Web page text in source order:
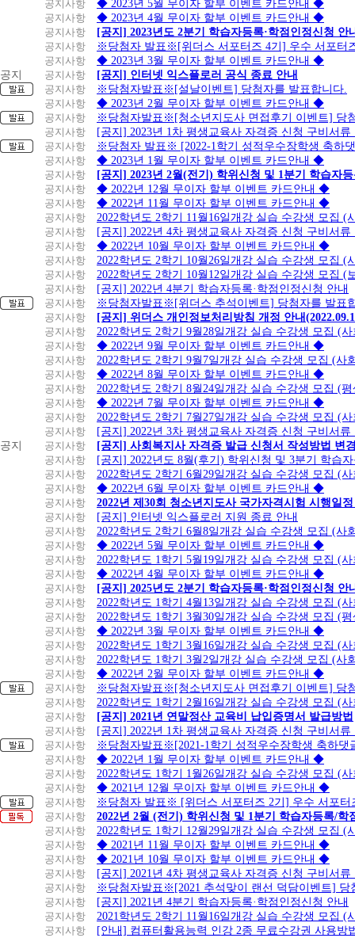
공지사항
◆ 2023년 5월 무이자 할부 이벤트 카드안내 ◆
공지사항
◆ 2023년 4월 무이자 할부 이벤트 카드안내 ◆
공지사항
[공지] 2023년도 2분기 학습자등록·학점인정신청 안
공지사항
※당첨자 발표※[위더스 서포터즈 4기] 우수 서포터
공지사항
◆ 2023년 3월 무이자 할부 이벤트 카드안내 ◆
공지
공지사항
[공지] 인터넷 익스플로러 공식 종료 안내
공지사항
※당첨자발표※[설날이벤트] 당첨자를 발표합니다.
공지사항
◆ 2023년 2월 무이자 할부 이벤트 카드안내 ◆
공지사항
※당첨자발표※[청소년지도사 면접후기 이벤트] 당
공지사항
[공지] 2023년 1차 평생교육사 자격증 신청 구비서류
공지사항
※당첨자 발표※ [2022-1학기 성적우수장학생 축하
공지사항
◆ 2023년 1월 무이자 할부 이벤트 카드안내 ◆
공지사항
[공지] 2023년 2월(전기) 학위신청 및 1분기 학습자
공지사항
◆ 2022년 12월 무이자 할부 이벤트 카드안내 ◆
공지사항
◆ 2022년 11월 무이자 할부 이벤트 카드안내 ◆
공지사항
2022학년도 2학기 11월16일개강 실습 수강생 모집
공지사항
[공지] 2022년 4차 평생교육사 자격증 신청 구비서류
공지사항
◆ 2022년 10월 무이자 할부 이벤트 카드안내 ◆
공지사항
2022학년도 2학기 10월26일개강 실습 수강생 모집 (
공지사항
2022학년도 2학기 10월12일개강 실습 수강생 모집 (
공지사항
[공지] 2022년 4분기 학습자등록·학점인정신청 안내
공지사항
※당첨자발표※[위더스 추석이벤트] 당첨자를 발표
공지사항
[공지] 위더스 개인정보처리방침 개정 안내
공지사항
2022학년도 2학기 9월28일개강 실습 수강생 모집 (
공지사항
◆ 2022년 9월 무이자 할부 이벤트 카드안내 ◆
공지사항
2022학년도 2학기 9월7일개강 실습 수강생 모집 (사
공지사항
◆ 2022년 8월 무이자 할부 이벤트 카드안내 ◆
공지사항
2022학년도 2학기 8월24일개강 실습 수강생 모집 (
공지사항
◆ 2022년 7월 무이자 할부 이벤트 카드안내 ◆
공지사항
2022학년도 2학기 7월27일개강 실습 수강생 모집 (
공지사항
[공지] 2022년 3차 평생교육사 자격증 신청 구비서류
공지
공지사항
[공지] 사회복지사 자격증 발급 신청서 작성방법 변
공지사항
[공지] 2022년도 8월(후기) 학위신청 및 3분기 학습
공지사항
2022학년도 2학기 6월29일개강 실습 수강생 모집 (
공지사항
◆ 2022년 6월 무이자 할부 이벤트 카드안내 ◆
공지사항
2022년 제30회 청소년지도사 국가자격시험 시행일
공지사항
[공지] 인터넷 익스플로러 지원 종료 안내
공지사항
2022학년도 2학기 6월8일개강 실습 수강생 모집 (사
공지사항
◆ 2022년 5월 무이자 할부 이벤트 카드안내 ◆
공지사항
2022학년도 1학기 5월19일개강 실습 수강생 모집 (
공지사항
◆ 2022년 4월 무이자 할부 이벤트 카드안내 ◆
공지사항
[공지] 2025년도 2분기 학습자등록·학점인정신청 안
공지사항
2022학년도 1학기 4월13일개강 실습 수강생 모집 (
공지사항
2022학년도 1학기 3월30일개강 실습 수강생 모집 (
공지사항
◆ 2022년 3월 무이자 할부 이벤트 카드안내 ◆
공지사항
2022학년도 1학기 3월16일개강 실습 수강생 모집 (
공지사항
2022학년도 1학기 3월2일개강 실습 수강생 모집 (사
공지사항
◆ 2022년 2월 무이자 할부 이벤트 카드안내 ◆
공지사항
※당첨자발표※[청소년지도사 면접후기 이벤트] 당
공지사항
2022학년도 1학기 2월16일개강 실습 수강생 모집 (
공지사항
[공지] 2021년 연말정산 교육비 납입증명서 발급방법
공지사항
[공지] 2022년 1차 평생교육사 자격증 신청 구비서류
공지사항
※당첨자발표※[2021-1학기 성적우수장학생 축하댓
공지사항
◆ 2022년 1월 무이자 할부 이벤트 카드안내 ◆
공지사항
2022학년도 1학기 1월26일개강 실습 수강생 모집 (
공지사항
◆ 2021년 12월 무이자 할부 이벤트 카드안내 ◆
공지사항
※당첨자 발표※ [위더스 서포터즈 2기] 우수 서포터
공지사항
2022년 2월 (전기) 학위신청 및 1분기 학습자등록/학
공지사항
2022학년도 1학기 12월29일개강 실습 수강생 모집 (
공지사항
◆ 2021년 11월 무이자 할부 이벤트 카드안내 ◆
공지사항
◆ 2021년 10월 무이자 할부 이벤트 카드안내 ◆
공지사항
[공지] 2021년 4차 평생교육사 자격증 신청 구비서류
공지사항
※당첨자발표※[2021 추석맞이 랜선 덕담이벤트] 당
공지사항
[공지] 2021년 4분기 학습자등록·학점인정신청 안내
공지사항
2021학년도 2학기 11월16일개강 실습 수강생 모집 (
공지사항
[안내] 컴퓨터활용능력 인강 2종 무료수강권 사용방